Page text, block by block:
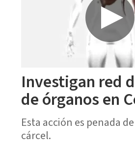
Investigan red
de órganos en
Esta acción es penada
cárcel.